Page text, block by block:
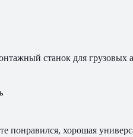
станок для грузовых
понравился, хорошая